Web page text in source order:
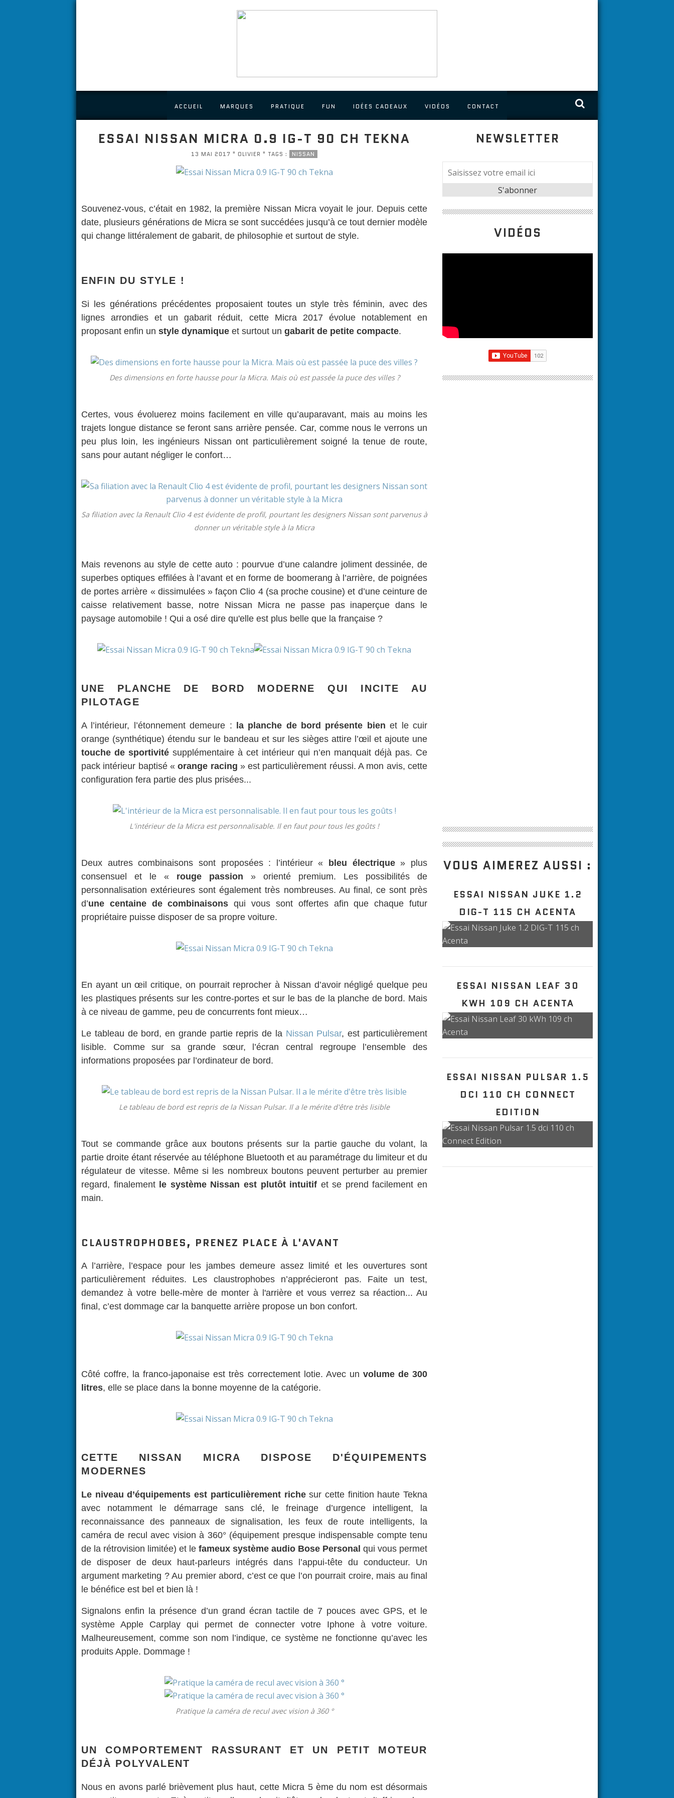
ACCUEIL MARQUES PRATIQUE FUN IDÉES CADEAUX VIDÉOS CONTACT
ESSAI NISSAN MICRA 0.9 IG-T 90 CH TEKNA
13 MAI 2017 " OLIVIER " TAGS : NISSAN
Souvenez-vous, c’était en 1982, la première Nissan Micra voyait le jour. Depuis cette
date, plusieurs générations de Micra se sont succédées jusqu’à ce tout dernier modèle
qui change littéralement de gabarit, de philosophie et surtout de style.
ENFIN DU STYLE !
Si les générations précédentes proposaient toutes un style très féminin, avec des
lignes arrondies et un gabarit réduit, cette Micra 2017 évolue notablement en
proposant enfin un style dynamique et surtout un gabarit de petite compacte.
Des dimensions en forte hausse pour la Micra. Mais où est passée la puce des villes ?
Certes, vous évoluerez moins facilement en ville qu’auparavant, mais au moins les
trajets longue distance se feront sans arrière pensée. Car, comme nous le verrons un
peu plus loin, les ingénieurs Nissan ont particulièrement soigné la tenue de route,
sans pour autant négliger le confort…
Sa filiation avec la Renault Clio 4 est évidente de profil, pourtant les designers Nissan sont parvenus à
donner un véritable style à la Micra
Mais revenons au style de cette auto : pourvue d’une calandre joliment dessinée, de
superbes optiques effilées à l’avant et en forme de boomerang à l’arrière, de poignées
de portes arrière « dissimulées » façon Clio 4 (sa proche cousine) et d’une ceinture de
caisse relativement basse, notre Nissan Micra ne passe pas inaperçue dans le
paysage automobile ! Qui a osé dire qu'elle est plus belle que la française ?
UNE PLANCHE DE BORD MODERNE QUI INCITE AU
PILOTAGE
A l’intérieur, l’étonnement demeure : la planche de bord présente bien et le cuir
orange (synthétique) étendu sur le bandeau et sur les sièges attire l’œil et ajoute une
touche de sportivité supplémentaire à cet intérieur qui n’en manquait déjà pas. Ce
pack intérieur baptisé «orange racing » est particulièrement réussi. A mon avis, cette
configuration fera partie des plus prisées...
L'intérieur de la Micra est personnalisable. Il en faut pour tous les goûts !
Deux autres combinaisons sont proposées : l’intérieur « bleu électrique» plus
consensuel et le « rouge passion » orienté premium. Les possibilités de
personnalisation extérieures sont également très nombreuses. Au final, ce sont près
d’une centaine de combinaisons qui vous sont offertes afin que chaque futur
propriétaire puisse disposer de sa propre voiture.
En ayant un œil critique, on pourrait reprocher à Nissan d’avoir négligé quelque peu
les plastiques présents sur les contre-portes et sur le bas de la planche de bord. Mais
à ce niveau de gamme, peu de concurrents font mieux…
Le tableau de bord, en grande partie repris de la Nissan Pulsar, est particulièrement
lisible. Comme sur sa grande sœur, l’écran central regroupe l’ensemble des
informations proposées par l’ordinateur de bord.
Le tableau de bord est repris de la Nissan Pulsar. Il a le mérite d'être très lisible
Tout se commande grâce aux boutons présents sur la partie gauche du volant, la
partie droite étant réservée au téléphone Bluetooth et au paramétrage du limiteur et du
régulateur de vitesse. Même si les nombreux boutons peuvent perturber au premier
regard, finalement le système Nissan est plutôt intuitif et se prend facilement en
main.
CLAUSTROPHOBES, PRENEZ PLACE À L'AVANT
A l’arrière, l’espace pour les jambes demeure assez limité et les ouvertures sont
particulièrement réduites. Les claustrophobes n’apprécieront pas. Faite un test,
demandez à votre belle-mère de monter à l'arrière et vous verrez sa réaction... Au
final, c’est dommage car la banquette arrière propose un bon confort.
Côté coffre, la franco-japonaise est très correctement lotie. Avec un volume de 300
litres, elle se place dans la bonne moyenne de la catégorie.
CETTE NISSAN MICRA DISPOSE D'ÉQUIPEMENTS
MODERNES
Le niveau d’équipements est particulièrement richesur cette finition haute Tekna
avec notamment le démarrage sans clé, le freinage d’urgence intelligent, la
reconnaissance des panneaux de signalisation, les feux de route intelligents, la
caméra de recul avec vision à 360° (équipement presque indispensable compte tenu
de la rétrovision limitée) et le fameux système audio Bose Personal qui vous permet
de disposer de deux haut-parleurs intégrés dans l’appui-tête du conducteur. Un
argument marketing ? Au premier abord, c’est ce que l’on pourrait croire, mais au final
le bénéfice est bel et bien là !
Signalons enfin la présence d’un grand écran tactile de 7 pouces avec GPS, et le
système Apple Carplay qui permet de connecter votre Iphone à votre voiture.
Malheureusement, comme son nom l’indique, ce système ne fonctionne qu’avec les
produits Apple. Dommage !
Pratique la caméra de recul avec vision à 360 °
UN COMPORTEMENT RASSURANT ET UN PETIT MOTEUR
DÉJÀ POLYVALENT
Nous en avons parlé brièvement plus haut, cette Micra 5 ème du nom est désormais
NEWSLETTER
VIDÉOS
VOUS AIMEREZ AUSSI :
ESSAI NISSAN JUKE 1.2
DIG-T 115 CH ACENTA
ESSAI NISSAN LEAF 30
KWH 109 CH ACENTA
ESSAI NISSAN PULSAR 1.5
DCI 110 CH CONNECT
EDITION